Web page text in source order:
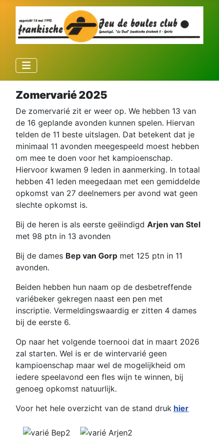
Zomervarié 2025
De zomervarié zit er weer op. We hebben 13 van
de 16 geplande avonden kunnen spelen. Hiervan
telden de 11 beste uitslagen. Dat betekent dat je
minimaal 11 avonden meegespeeld moest hebben
om mee te doen voor het kampioenschap.
Hiervoor kwamen 9 leden in aanmerking. In totaal
hebben 41 leden meegedaan met een gemiddelde
opkomst van 27 deelnemers per avond wat geen
slechte opkomst is.
Bij de heren is als eerste geëindigd Arjen van Stel
met 98 ptn in 13 avonden
Bij de dames Bep van Gorp met 125 ptn in 11
avonden.
Beiden hebben hun naam op de desbetreffende
variébeker gekregen naast een pen met
inscriptie. Vermeldingswaardig er zitten 4 dames
bij de eerste 6.
Op naar het volgende toernooi dat in maart 2026
zal starten. Wel is er de wintervarié geen
kampioenschap maar wel de mogelijkheid om
iedere speelavond een fles wijn te winnen, bij
genoeg opkomst natuurlijk.
Voor het hele overzicht van de stand druk hier